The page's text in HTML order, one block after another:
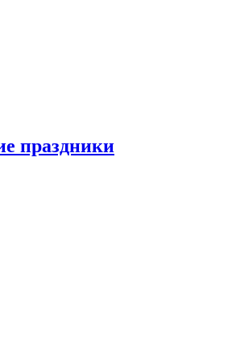
праздники